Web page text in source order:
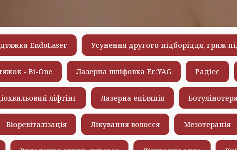
EndoLaser Усунення другого підборіддя, гриж
- Bi-One Лазерна шліфовка Er:YAG Радіес
ліфтінг Лазерна епіляція
Біоревіталізація Лікування волосся Мезотерапія